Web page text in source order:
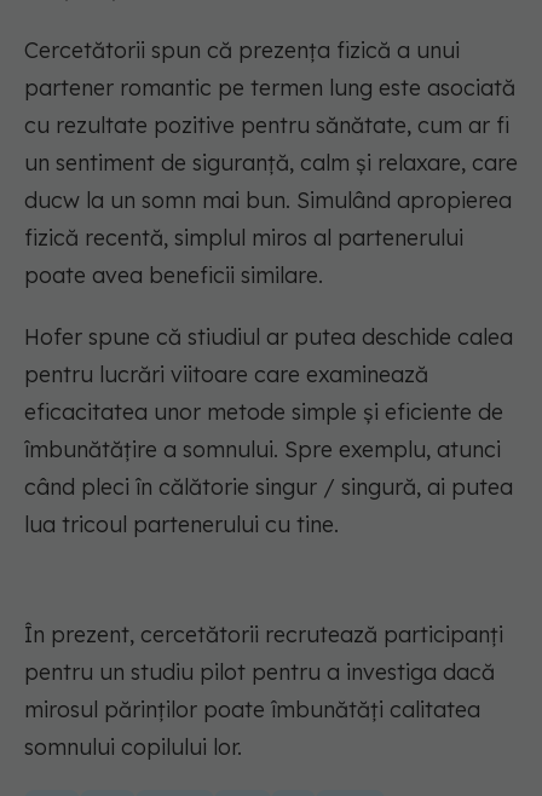
Cercetătorii spun că prezența fizică a unui
partener romantic pe termen lung este asociată
cu rezultate pozitive pentru sănătate, cum ar fi
un sentiment de siguranță, calm și relaxare, care
ducw la un somn mai bun. Simulând apropierea
fizică recentă, simplul miros al partenerului
poate avea beneficii similare.
Hofer spune că stiudiul ar putea deschide calea
pentru lucrări viitoare care examinează
eficacitatea unor metode simple și eficiente de
îmbunătățire a somnului. Spre exemplu, atunci
când pleci în călătorie singur / singură, ai putea
lua tricoul partenerului cu tine.
În prezent, cercetătorii recrutează participanți
pentru un studiu pilot pentru a investiga dacă
mirosul părinților poate îmbunătăți calitatea
somnului copilului lor.